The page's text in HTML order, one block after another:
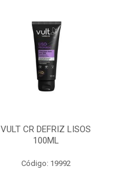
VULT CR DEFRIZ LISOS
100ML
Código: 19992